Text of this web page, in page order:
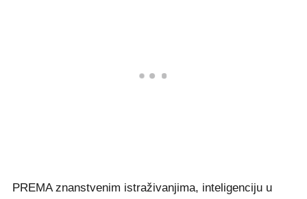
PREMA znanstvenim istraživanjima, inteligenciju u